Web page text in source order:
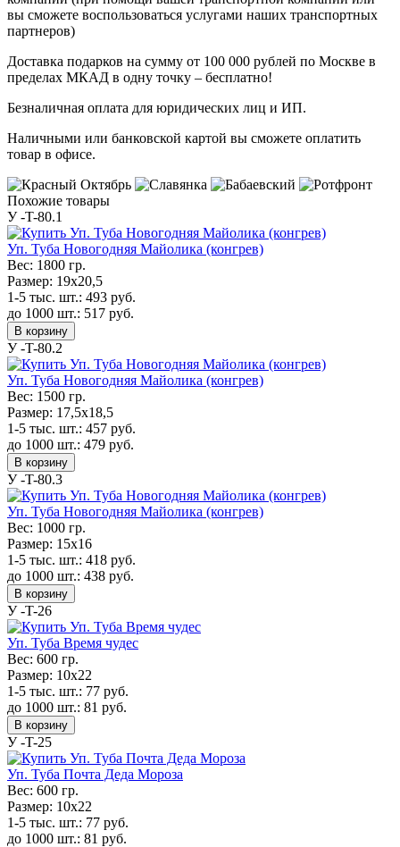
вы сможете воспользоваться услугами наших транспортных
партнеров)
Доставка подарков на сумму от 100 000 рублей по Москве в
пределах МКАД в одну точку – бесплатно!
Безналичная оплата для юридических лиц и ИП.
Наличными или банковской картой вы сможете оплатить
товар в офисе.
Похожие товары
У -T-80.1
Уп. Туба Новогодняя Майолика (конгрев)
Вес: 1800 гр.
Размер: 19x20,5
1-5 тыс. шт.: 493 руб.
до 1000 шт.: 517 руб.
В корзину
У -T-80.2
Уп. Туба Новогодняя Майолика (конгрев)
Вес: 1500 гр.
Размер: 17,5x18,5
1-5 тыс. шт.: 457 руб.
до 1000 шт.: 479 руб.
В корзину
У -T-80.3
Уп. Туба Новогодняя Майолика (конгрев)
Вес: 1000 гр.
Размер: 15x16
1-5 тыс. шт.: 418 руб.
до 1000 шт.: 438 руб.
В корзину
У -T-26
Уп. Туба Время чудес
Вес: 600 гр.
Размер: 10x22
1-5 тыс. шт.: 77 руб.
до 1000 шт.: 81 руб.
В корзину
У -T-25
Уп. Туба Почта Деда Мороза
Вес: 600 гр.
Размер: 10x22
1-5 тыс. шт.: 77 руб.
до 1000 шт.: 81 руб.